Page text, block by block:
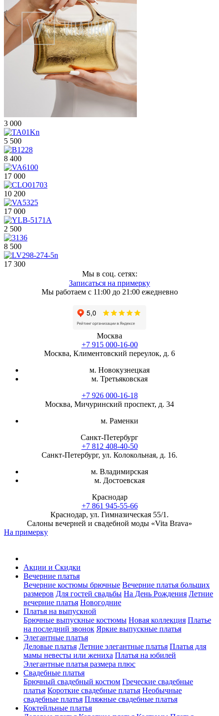
3 000
5 500
8 400
17 000
10 200
17 000
2 500
8 500
17 300
Мы в соц. сетях:
Записаться на примерку
Мы работаем с 11:00 до 21:00 ежедневно
Москва
+7 915 000-16-00
Москва, Климентовский переулок, д. 6
м. Новокузнецкая
м. Третьяковская
+7 926 000-16-18
Москва, Мичуринский проспект, д. 34
м. Раменки
Санкт-Петербург
+7 812 408-40-50
Санкт-Петербург, ул. Колокольная, д. 16.
м. Владимирская
м. Достоевская
Краснодар
+7 861 945-55-66
Краснодар, ул. Гимназическая 55/1.
Салоны вечерней и свадебной моды «Vita Brava»
На примерку
Акции и Скидки
Вечерние платья
Вечерние костюмы брючные Вечерние платья больших
размеров Для гостей свадьбы На День Рождения Летние
вечерние платья Новогодние
Платья на выпускной
Брючные выпускные костюмы Новая коллекция Платье
на последний звонок Яркие выпускные платья
Элегантные платья
Деловые платья Летние элегантные платья Платья для
мамы невесты или жениха Платья на юбилей
Элегантные платья размера плюс
Свадебные платья
Брючный свадебный костюм Греческие свадебные
платья Короткие свадебные платья Необычные
свадебные платья Пляжные свадебные платья
Коктейльные платья